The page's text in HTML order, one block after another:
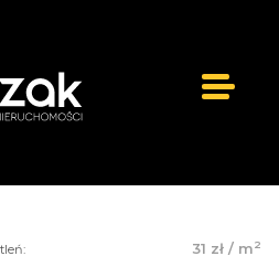
31 zł / m2